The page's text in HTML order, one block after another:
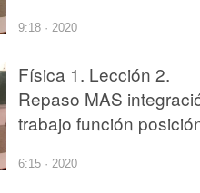
9:18 · 2020
Física 1. Lección 2.
Repaso MAS
trabajo función
6:15 · 2020